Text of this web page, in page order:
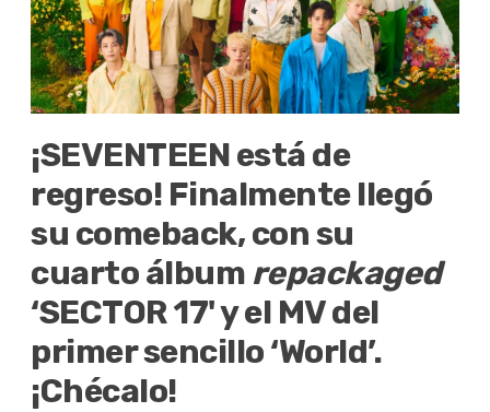
¡SEVENTEEN está de
regreso! Finalmente llegó
su comeback, con su
cuarto álbum repackaged
‘SECTOR 17' y el MV del
primer sencillo ‘World’.
¡Chécalo!